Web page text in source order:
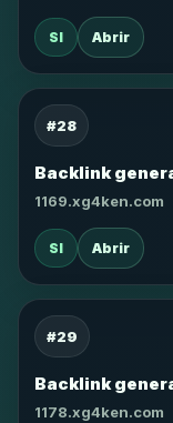
SI Abrir
#28
Backlink
1169.xg4ken.com
SI Abrir
#29
Backlink
1178.xg4ken.com